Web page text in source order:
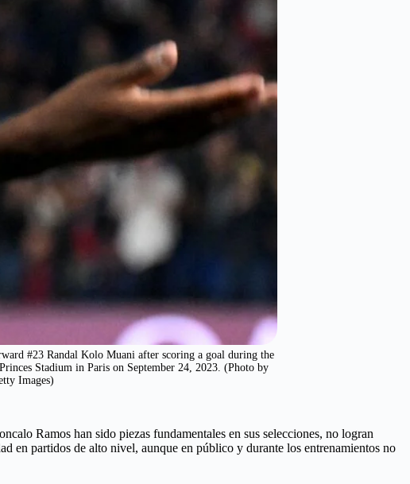
#23 Randal Kolo Muani after scoring a goal during the
Stadium in Paris on September 24, 2023. (Photo by
Images)
Ramos han sido piezas fundamentales en sus selecciones, no logran
en partidos de alto nivel, aunque en público y durante los entrenamientos no